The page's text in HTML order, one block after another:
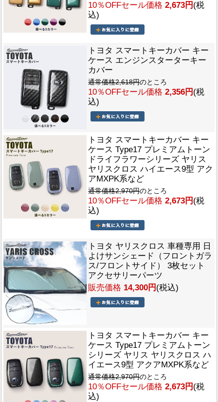
10％OFFセール価格 2,673円 (税
込)
トヨタ スマートキーカバー キー
ケース エンジンスターターキー
カバー
通常価格2,618円のところ
10％OFFセール価格 2,356円 (税
込)
トヨタ スマートキーカバー キー
ケース Type17 プレミアムトーン
ドライフラワーシリーズ ヤリス
ヤリスクロス ハイエース9型 アク
アMXPK系など
通常価格2,970円のところ
10％OFFセール価格 2,673円 (税
込)
トヨタ ヤリスクロス 車種専用 日
よけサンシェード（フロントガラ
ス/フロントサイド） 3枚セット
アクセサリーパーツ
販売価格 14,300円 (税込)
トヨタ スマートキーカバー キー
ケース Type17 プレミアムトーン
シリーズ ヤリス ヤリスクロス ハ
イエース9型 アクアMXPK系など
通常価格2,970円のところ
10％OFFセール価格 2,673円 (税
込)